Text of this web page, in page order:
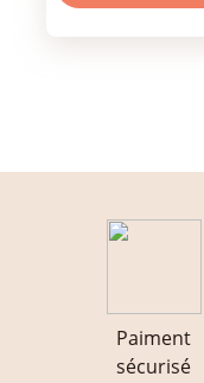
Paiment
sécurisé